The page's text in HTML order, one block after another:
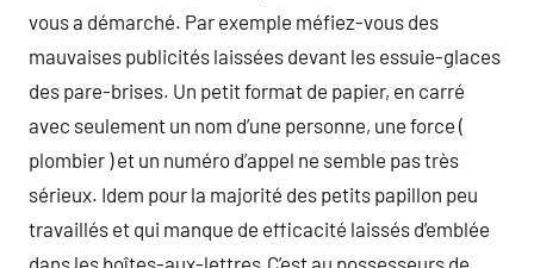
vous a démarché. Par exemple méfiez-vous des
mauvaises publicités laissées devant les essuie-glaces
des pare-brises. Un petit format de papier, en carré
avec seulement un nom d’une personne, une force (
plombier ) et un numéro d’appel ne semble pas très
sérieux. Idem pour la majorité des petits papillon peu
travaillés et qui manque de efficacité laissés d’emblée
dans les boîtes-aux-lettres.C’est au possesseurs de